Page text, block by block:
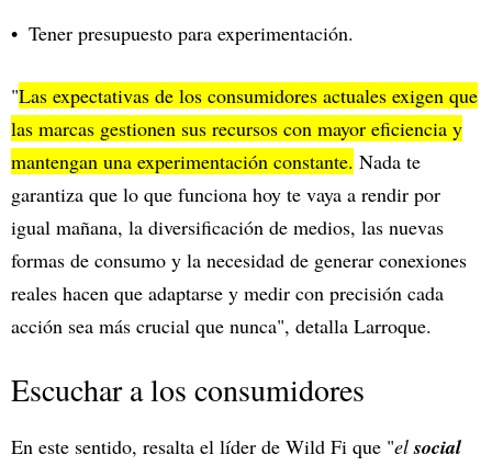
Tener presupuesto para experimentación.
"Las expectativas de los consumidores actuales exigen que
las marcas gestionen sus recursos con mayor eficiencia y
mantengan una experimentación constante. Nada te
garantiza que lo que funciona hoy te vaya a rendir por
igual mañana, la diversificación de medios, las nuevas
formas de consumo y la necesidad de generar conexiones
reales hacen que adaptarse y medir con precisión cada
acción sea más crucial que nunca", detalla Larroque.
Escuchar a los consumidores
En este sentido, resalta el líder de Wild Fi que "elsocial